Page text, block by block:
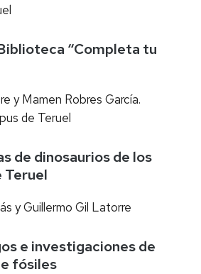
“Completa tu
y Mamen Robres García.
de Teruel
de dinosaurios de los
Teruel
y Guillermo Gil Latorre
e investigaciones de
fósiles